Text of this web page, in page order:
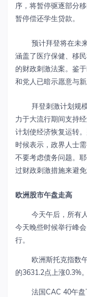
序，将暂停驱逐部分
暂停偿还学生贷款。
预计拜登将在未
涵盖了医疗保健、移
的财政刺激法案。鉴
和党人已暗示愿意与
拜登刺激计划规
力于大流行期间支持
计划使经济恢复运转
时候表示，政界人士
不要考虑债务问题。
过财政刺激措施来避免
欧洲股市午盘走高
今天午后，所有
今天晚些时候举行峰
行。
欧洲斯托克指数
的3631.2点上涨0.3%。
法国CAC 40午